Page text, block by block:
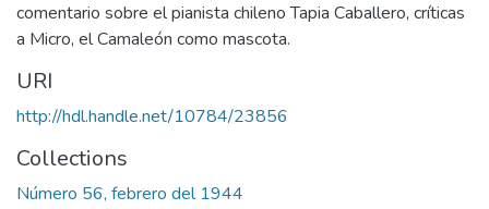
comentario sobre el pianista chileno Tapia Caballero, críticas
a Micro, el Camaleón como mascota.
URI
http://hdl.handle.net/10784/23856
Collections
Número 56, febrero del 1944